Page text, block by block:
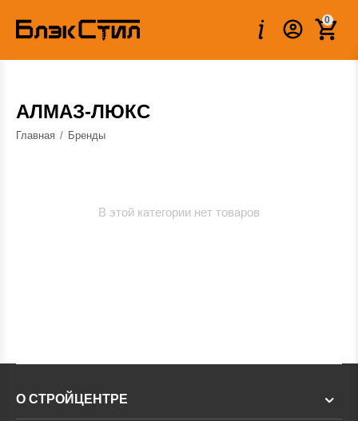
0
АЛМАЗ-ЛЮКС
Главная / Бренды
В этой категории нет товаров
О СТРОЙЦЕНТРЕ